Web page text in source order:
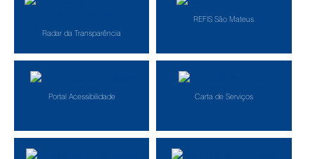
Radar da Transparência
REFIS São Mateus
Portal Acessibilidade Carta de Serviços